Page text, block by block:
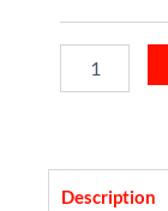
Noire
Description